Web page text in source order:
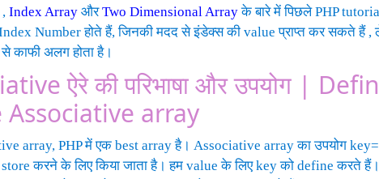
, Index Array औरTwo Dimensional Arrayके बारे में पिछले PHP
Number होते हैं, जिनकी मदद से इंडेक्स की value प्राप्त कर सकते हैं
काफी अलग होता है।
ऐरे की परिभाषा और उपयोग |
array
array, PHP में एक best array है। Associative array का उपयोग
करने के लिए किया जाता है। हम value के लिए key को define करते